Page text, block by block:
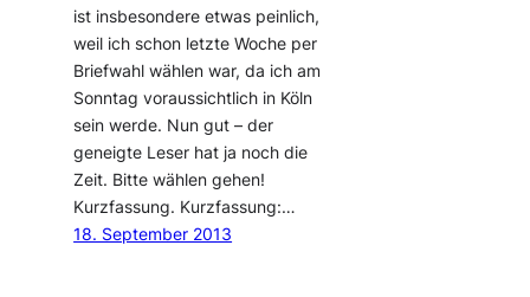
ist insbesondere etwas peinlich,
weil ich schon letzte Woche per
Briefwahl wählen war, da ich am
Sonntag voraussichtlich in Köln
sein werde. Nun gut – der
geneigte Leser hat ja noch die
Zeit. Bitte wählen gehen!
Kurzfassung. Kurzfassung:…
18. September 2013